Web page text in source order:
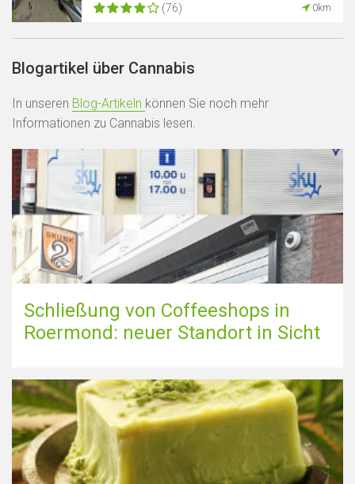
(76) 0km
Blogartikel über Cannabis
In unseren Blog-Artikeln können Sie noch mehr
Informationen zu Cannabis lesen.
Schließung von Coffeeshops in
Roermond: neuer Standort in Sicht